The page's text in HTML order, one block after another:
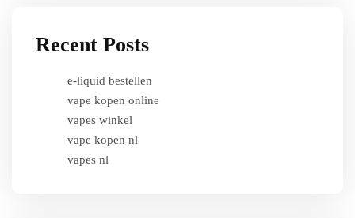
Recent Posts
e-liquid bestellen
vape kopen online
vapes winkel
vape kopen nl
vapes nl